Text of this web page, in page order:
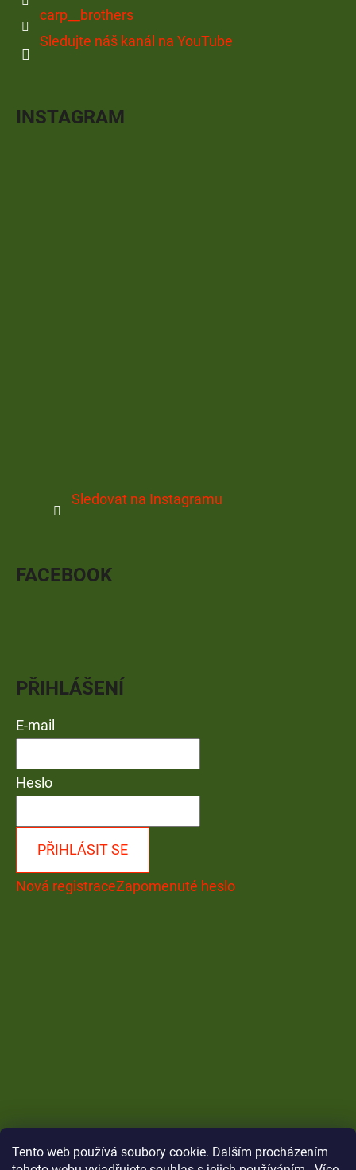
Tento web používá soubory cookie. Dalším procházením
carp__brothers
Sledujte náš kanál na YouTube
INSTAGRAM
Sledovat na Instagramu
FACEBOOK
PŘIHLÁŠENÍ
E-mail
Heslo
PŘIHLÁSIT SE
Nová registraceZapomenuté heslo